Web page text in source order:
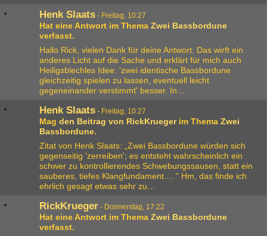
Henk Slaats - Freitag, 10:27
Hat eine Antwort im Thema Zwei Bassbordune
verfasst.
Hallo Rick, vielen Dank für deine Antwort. Das wirft ein
anderes Licht auf die Sache und erklärt für mich auch
Heiligsblechles Idee: 'zwei identische Bassbordune
gleichzeitig spielen zu lassen, eventuell leicht
gegeneinander verstimmt' besser. In…
Henk Slaats - Freitag, 10:27
Mag den Beitrag von RickKruegerim Thema Zwei
Bassbordune.
Zitat von Henk Slaats: „Zwei Bassbordune würden sich
gegenseitig 'zerreiben'; es entsteht wahrscheinlich ein
schwer zu kontrollierendes Schwebungssausen, statt ein
sauberes, tiefes Klangfundament.... “ Hm, das finde ich
ehrlich gesagt etwas sehr zu…
RickKrueger - Donnerstag, 17:22
Hat eine Antwort im Thema Zwei Bassbordune
verfasst.